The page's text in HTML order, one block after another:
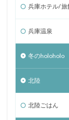
兵庫ホテル/ 旅
兵庫温泉
冬のholoholo
北陸
北陸ごはん